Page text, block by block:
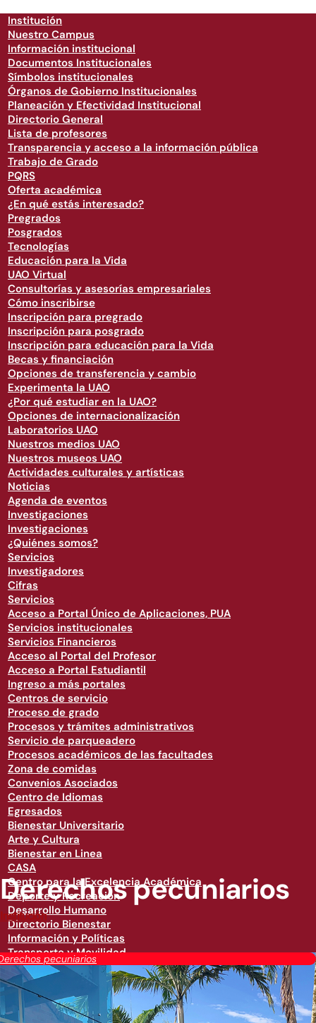
Institución
Nuestro Campus
Información institucional
Documentos Institucionales
Símbolos institucionales
Órganos de Gobierno Institucionales
Planeación y Efectividad Institucional
Directorio General
Lista de profesores
Transparencia y acceso a la información pública
Trabajo de Grado
PQRS
Oferta académica
¿En qué estás interesado?
Pregrados
Posgrados
Tecnologías
Educación para la Vida
UAO Virtual
Consultorías y asesorías empresariales
Cómo inscribirse
Inscripción para pregrado
Inscripción para posgrado
Inscripción para educación para la Vida
Becas y financiación
Opciones de transferencia y cambio
Experimenta la UAO
¿Por qué estudiar en la UAO?
Opciones de internacionalización
Laboratorios UAO
Nuestros medios UAO
Nuestros museos UAO
Actividades culturales y artísticas
Noticias
Agenda de eventos
Investigaciones
Investigaciones
¿Quiénes somos?
Servicios
Investigadores
Cifras
Servicios
Acceso a Portal Único de Aplicaciones, PUA
Servicios institucionales
Servicios Financieros
Acceso al Portal del Profesor
Acceso a Portal Estudiantil
Ingreso a más portales
Centros de servicio
Proceso de grado
Procesos y trámites administrativos
Servicio de parqueadero
Procesos académicos de las facultades
Zona de comidas
Convenios Asociados
Centro de Idiomas
Egresados
Bienestar Universitario
Arte y Cultura
Bienestar en Linea
CASA
Centro para la Excelencia Académica
Deporte y Recreación
Desarrollo Humano
Directorio Bienestar
Información y Políticas
Transporte y Movilidad
pecuniarios
Derechos pecuniarios
Institución